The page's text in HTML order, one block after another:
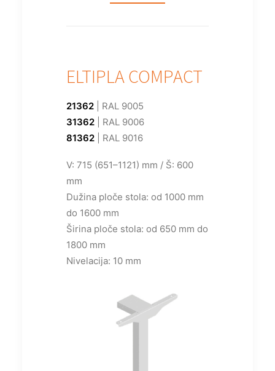
ELTIPLA COMPACT
21362 | RAL 9005
31362 | RAL 9006
81362 | RAL 9016
V: 715 (651–1121) mm / Š: 600
mm
Dužina ploče stola: od 1000 mm
do 1600 mm
Širina ploče stola: od 650 mm do
1800 mm
Nivelacija: 10 mm